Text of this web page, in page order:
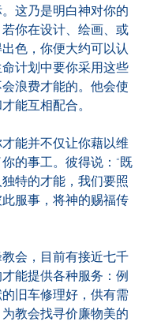
这乃是明白神对你的
你在设计、绘画、或
色，你便大约可以认
计划中要你采用这些
浪费才能的。他会使
能互相配合。
并不仅让你藉以维
的事工。彼得说：“既
特的才能，我们要照
服事，将神的赐福传
，目前有接近七千
能提供各种服务：例
旧车修理好，供有需
教会找寻价廉物美的